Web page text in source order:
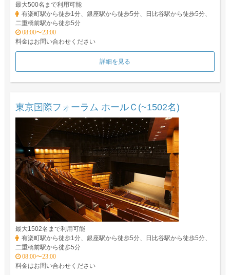
最大500名まで利用可能
有楽町駅から徒歩1分、銀座駅から徒歩5分、日比谷駅から徒歩5分、
二重橋前駅から徒歩5分
08:00〜23:00
料金はお問い合わせください
詳細を見る
東京国際フォーラム ホールＣ(~1502名)
最大1502名まで利用可能
有楽町駅から徒歩1分、銀座駅から徒歩5分、日比谷駅から徒歩5分、
二重橋前駅から徒歩5分
08:00〜23:00
料金はお問い合わせください